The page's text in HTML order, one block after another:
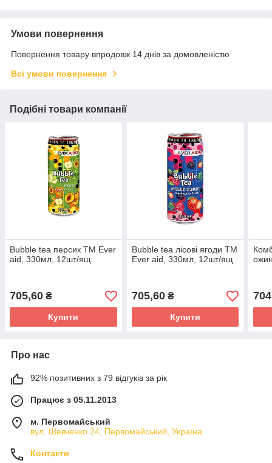
Умови повернення
Повернення товару впродовж 14 днів за домовленістю
Всі умови повернення
Подібні товари компанії
Bubble tea персик ТМ Ever
aid, 330мл, 12шт/ящ
705,60 ₴
Купити
Bubble tea лісові ягоди ТМ
Ever aid, 330мл, 12шт/ящ
705,60₴
Купити
Про нас
92% позитивних з 79 відгуків за рік
Працює з 05.11.2013
м. Первомайський
вул. Шевченко 24, Первомайський, Україна
Контакти